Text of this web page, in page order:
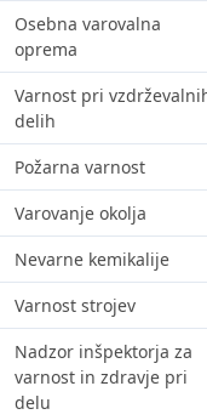
Inšpekcijski nadzor
Komunikacija in
Psihosocialna tveganja
Covid-19 in
Aktivno na delovnem
Promocija zdravja na
delovnem mestu -
Reševanje zlorabe
prepovedanih drog na
delovnem mestu s
detektiva
Osebna varovalna
oprema
Varnost pri
delih
Požarna varnost
Varovanje okolja
Nevarne kemikalije
Varnost strojev
Nadzor inšpektorja za
varnost in zdravje pri
delu